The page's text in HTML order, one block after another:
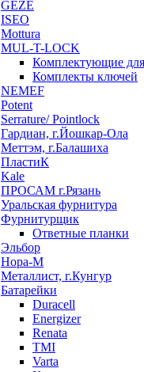
GEZE
ISEO
Mottura
MUL-T-LOCK
Комплектующие
Комплекты ключей
NEMEF
Potent
Serrature/ Pointlock
Гардиан, г.Йошкар-Ола
Меттэм, г.Балашиха
ПластиК
Kale
ПРОСАМ г.Рязань
Уральская фурнитура
Фурнитурщик
Ответные планки
Эльбор
Нора-М
Металлист, г.Кунгур
Батарейки
Duracell
Energizer
Renata
TMI
Varta